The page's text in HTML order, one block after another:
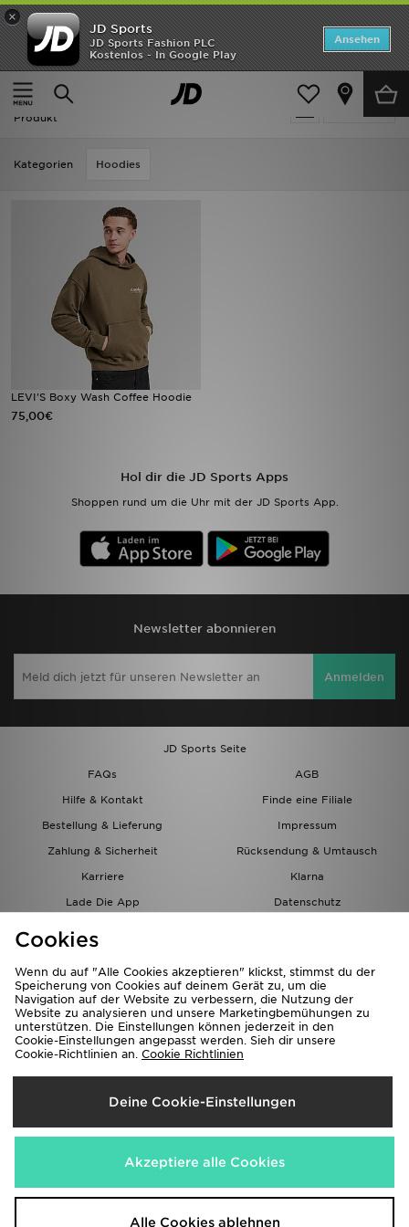
×
JD Sports
JD Sports Fashion PLC
Kostenlos - In Google Play
Ansehen
Startseite
Braun LEVI'S
verfeinern
Braun LEVI'S
Produkt
Kategorien Hoodies
LEVI'S Boxy Wash Coffee Hoodie
75,00€
Hol dir die JD Sports Apps
Shoppen rund um die Uhr mit der JD Sports App.
Newsletter abonnieren
Anmelden
JD Sports Seite
FAQs
AGB
Hilfe & Kontakt
Finde eine Filiale
Bestellung & Lieferung
Impressum
Zahlung & Sicherheit
Rücksendung & Umtausch
Karriere
Klarna
Lade Die App
Datenschutz
Lieferung Nach
Österreich
Wir akzeptieren folgende Zahlungsmethoden
Corporate Website www.jdplc.com
Startseite
ANGEBOTE
Marken
Bestsellers
JD Exklusives
Geschenkkarte
Bestellverfolgung
Cookies
Wenn du auf "Alle Cookies akzeptieren" klickst, stimmst du der
Speicherung von Cookies auf deinem Gerät zu, um die
Navigation auf der Website zu verbessern, die Nutzung der
Website zu analysieren und unsere Marketingbemühungen zu
unterstützen. Die Einstellungen können jederzeit in den
Cookie-Einstellungen angepasst werden. Sieh dir unsere
Cookie-Richtlinien an. Cookie Richtlinien
Deine Cookie-Einstellungen
Akzeptiere alle Cookies
Alle Cookies ablehnen